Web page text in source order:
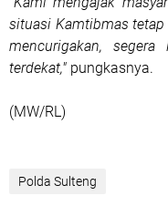
situasi Kamtibmas
mencurigakan,
terdekat," pungkasnya.
(MW/RL)
Polda Sulteng